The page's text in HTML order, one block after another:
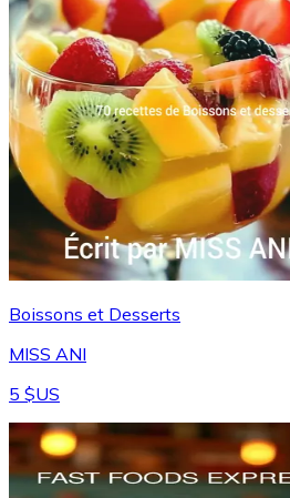
Boissons et Desserts
MISS ANI
5 $US